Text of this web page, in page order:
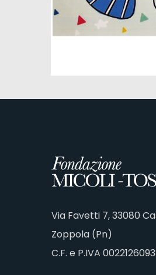
Via Favetti 7, 33080
Zoppola (Pn)
C.F. e P.IVA